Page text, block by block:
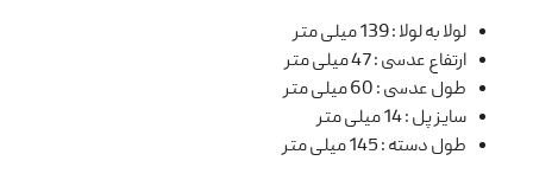
لولا به لولا:139 میلی متر
ارتفاع عدسی:47 میلی متر
طول عدسی:60 میلی متر
سایز پل:14 میلی متر
طول دسته:145 میلی متر